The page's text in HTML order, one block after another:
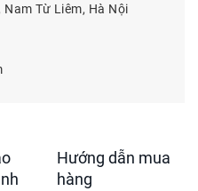
Từ Liêm, Hà Nội
Hướng dẫn mua
hàng